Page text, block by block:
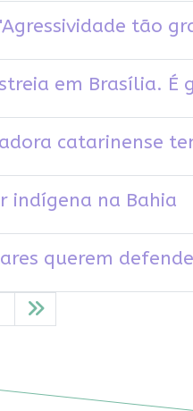
tão
em Brasília. É
catarinense
indígena na Bahia
querem